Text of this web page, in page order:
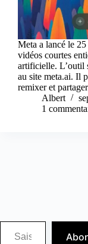
Meta a lancé le
vidéos courtes
artificielle. L’outil
au site meta.ai. Il
remixer et
Albert
1
Saisissez votre adresse e-mail…